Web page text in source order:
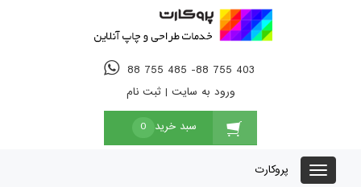
88 755 485 -88 755 403
ورود به سایت |ثبت نام
سبد خرید 0
پروکارت